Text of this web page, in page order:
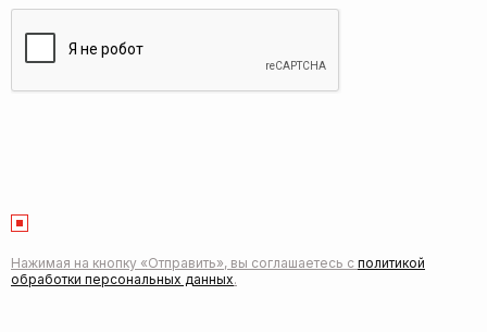
Нажимая на кнопку «Отправить», вы соглашаетесь с политикой
обработки персональных данных.